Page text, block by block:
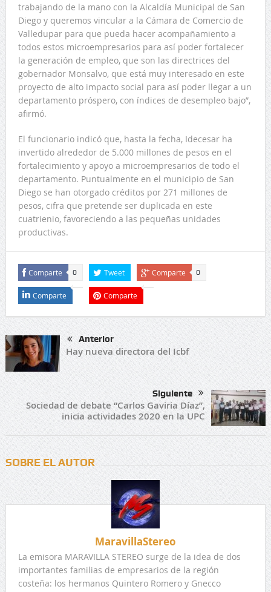
trabajando de la mano con la Alcaldía Municipal de San
Diego y queremos vincular a la Cámara de Comercio de
Valledupar para que pueda hacer acompañamiento a
todos estos microempresarios para así poder fortalecer
la generación de empleo, que son las directrices del
gobernador Monsalvo, que está muy interesado en este
proyecto de alto impacto social para así poder llegar a un
departamento próspero, con índices de desempleo bajo”,
afirmó.
El funcionario indicó que, hasta la fecha, Idecesar ha
invertido alrededor de 5.000 millones de pesos en el
fortalecimiento y apoyo a microempresarios de todo el
departamento. Puntualmente en el municipio de San
Diego se han otorgado créditos por 271 millones de
pesos, cifra que pretende ser duplicada en este
cuatrienio, favoreciendo a las pequeñas unidades
productivas.
Comparte 0 Tweet Comparte 0
Comparte Comparte
Anterior
Hay nueva directora del Icbf
Siguiente
Sociedad de debate “Carlos Gaviria Díaz”,
inicia actividades 2020 en la UPC
SOBRE EL AUTOR
MaravillaStereo
La emisora MARAVILLA STEREO surge de la idea de dos
importantes familias de empresarios de la región
costeña: los hermanos Quintero Romero y Gnecco